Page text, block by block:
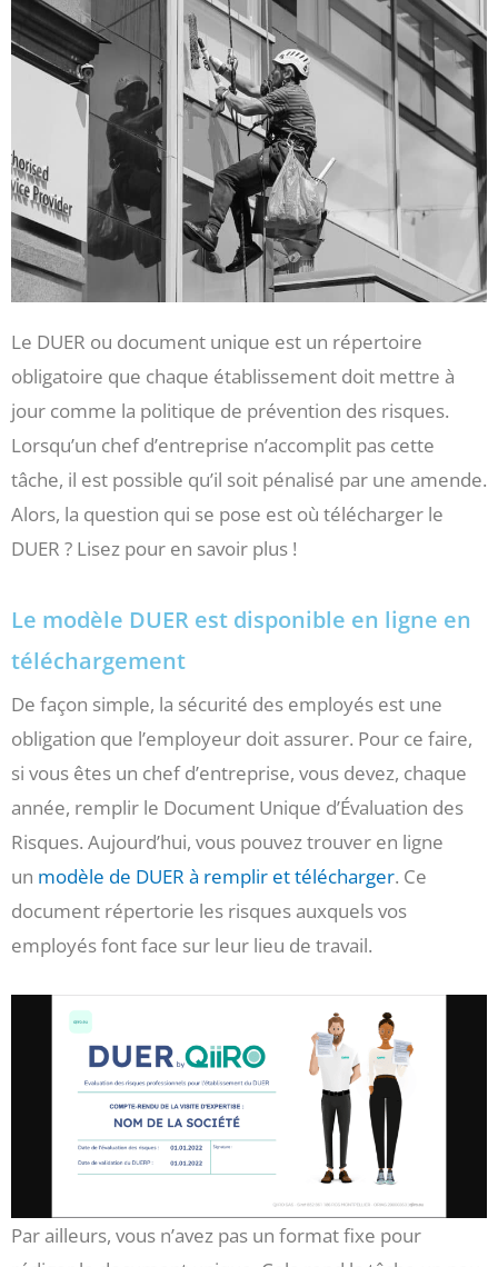
Le DUER ou document unique est un répertoire
obligatoire que chaque établissement doit mettre à
jour comme la politique de prévention des risques.
Lorsqu’un chef d’entreprise n’accomplit pas cette
tâche, il est possible qu’il soit pénalisé par une amende.
Alors, la question qui se pose est où télécharger le
DUER ? Lisez pour en savoir plus !
Le modèle DUER est disponible en ligne en
téléchargement
De façon simple, la sécurité des employés est une
obligation que l’employeur doit assurer. Pour ce faire,
si vous êtes un chef d’entreprise, vous devez, chaque
année, remplir le Document Unique d’Évaluation des
Risques. Aujourd’hui, vous pouvez trouver en ligne
un modèle de DUER à remplir et télécharger. Ce
document répertorie les risques auxquels vos
employés font face sur leur lieu de travail.
Par ailleurs, vous n’avez pas un format fixe pour